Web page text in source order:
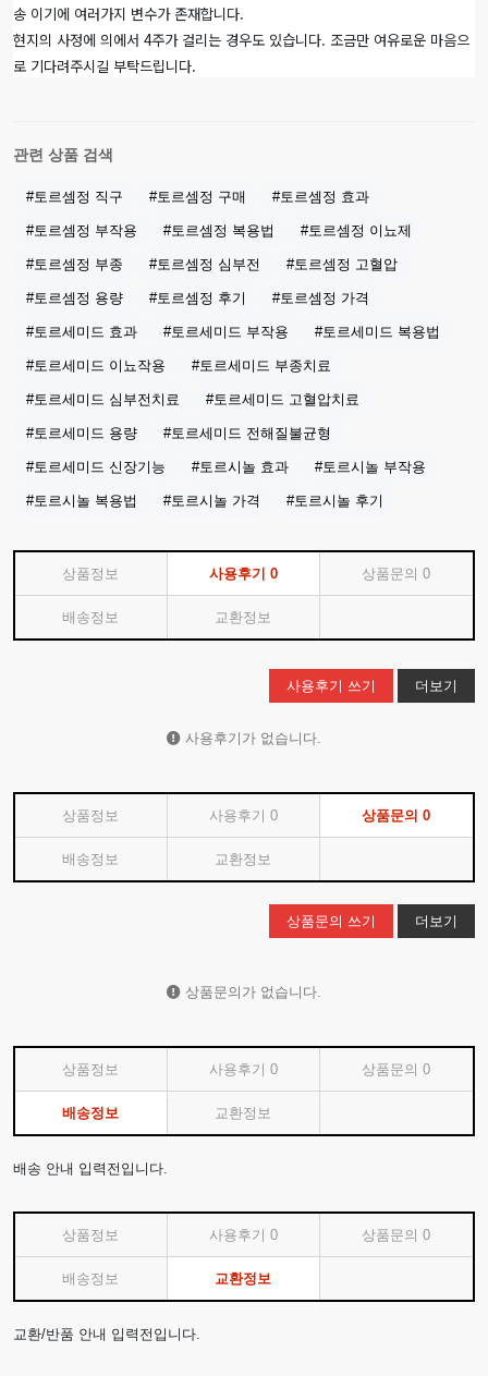
송 이기에 여러가지 변수가 존재합니다.
현지의 사정에 의에서 4주가 걸리는 경우도 있습니다. 조금만 여유로운 마음으
로 기다려주시길 부탁드립니다.
관련 상품 검색
#토르셈정 직구 #토르셈정 구매 #토르셈정 효과
#토르셈정 부작용 #토르셈정 복용법 #토르셈정 이뇨제
#토르셈정 부종 #토르셈정 심부전 #토르셈정 고혈압
#토르셈정 용량 #토르셈정 후기 #토르셈정 가격
#토르세미드 효과 #토르세미드 부작용 #토르세미드 복용법
#토르세미드 이뇨작용 #토르세미드 부종치료
#토르세미드 심부전치료 #토르세미드 고혈압치료
#토르세미드 용량 #토르세미드 전해질불균형
#토르세미드 신장기능 #토르시놀 효과 #토르시놀 부작용
#토르시놀 복용법 #토르시놀 가격 #토르시놀 후기
상품정보 사용후기 0 상품문의0
배송정보 교환정보
사용후기 쓰기 더보기
사용후기가 없습니다.
상품정보 사용후기 0 상품문의0
배송정보 교환정보
상품문의 쓰기 더보기
상품문의가 없습니다.
상품정보 사용후기 0 상품문의0
배송정보 교환정보
배송 안내 입력전입니다.
상품정보 사용후기 0 상품문의0
배송정보 교환정보
교환/반품 안내 입력전입니다.